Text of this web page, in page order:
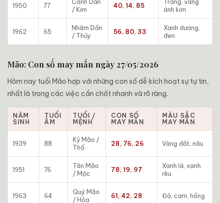
1950 77
/ Kim
40, 14, 85
ánh kim
1962 65
Nhâm Dần
/ Thủy
56, 80, 33
Xanh dương,
đen
Mão: Con số may mắn ngày 27/05/2026
Hôm nay tuổi Mão hợp với những con số dễ kích hoạt sự tự tin,
nhất là trong các việc cần chốt nhanh và rõ ràng.
NĂM
SINH
TUỔI
ÂM
TUỔI /
MỆNH
CON SỐ
MAY MẮN
MÀU SẮC
MAY MẮN
1939 88
Kỷ Mão /
Thổ
28, 76, 26 Vàng đất, nâu
1951 76
Tân Mão
/ Mộc
78, 19, 97
Xanh lá, xanh
rêu
1963 64
Quý Mão
/ Hỏa
61, 42, 28 Đỏ, cam, hồng